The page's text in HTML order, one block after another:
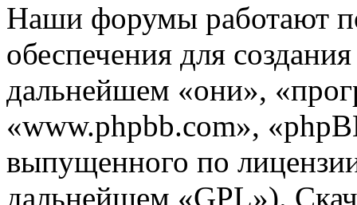
Наши форумы работают
обеспечения для
дальнейшем «они»,
«www.phpbb.com»,
выпущенного по
дальнейшем «GPL»).